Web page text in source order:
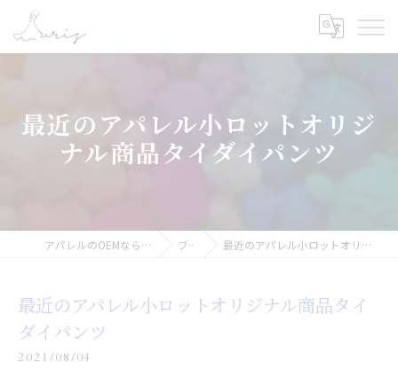
最近のアパレル小ロットオリジ
ナル商品タイダイパンツ
アパレルのOEMなら合同会社オーリス ブログ 最近のアパレル小ロットオリジナル商品タイダイパンツ
最近のアパレル小ロットオリジナル商品タイ
ダイパンツ
2021/08/04